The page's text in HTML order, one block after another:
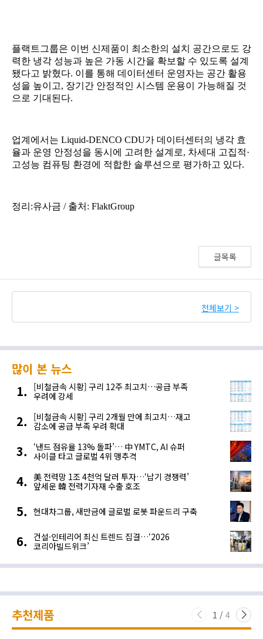
글목록
전체보기 >
많이 본 뉴스
[비철금속 시황] 구리 12주 최고치…공급 부족
우려에 강세
[비철금속 시황] 구리 2개월 만에 최고치…재고
감소에 공급 부족 우려 확대
‘낸드 점유율 13% 돌파’… 中 YMTC, AI 슈퍼
사이클 타고 글로벌 4위 맹추격
美 전력망 1조 4천억 달러 투자…‘납기 경쟁력’
앞세운 韓 전력기자재 수출 호조
현대차그룹, 새만금에 글로벌 로봇 파운드리 구축
건설·인테리어 최신 트렌드 집결…‘2026
코리아빌드위크’
추천제품 1 / 4